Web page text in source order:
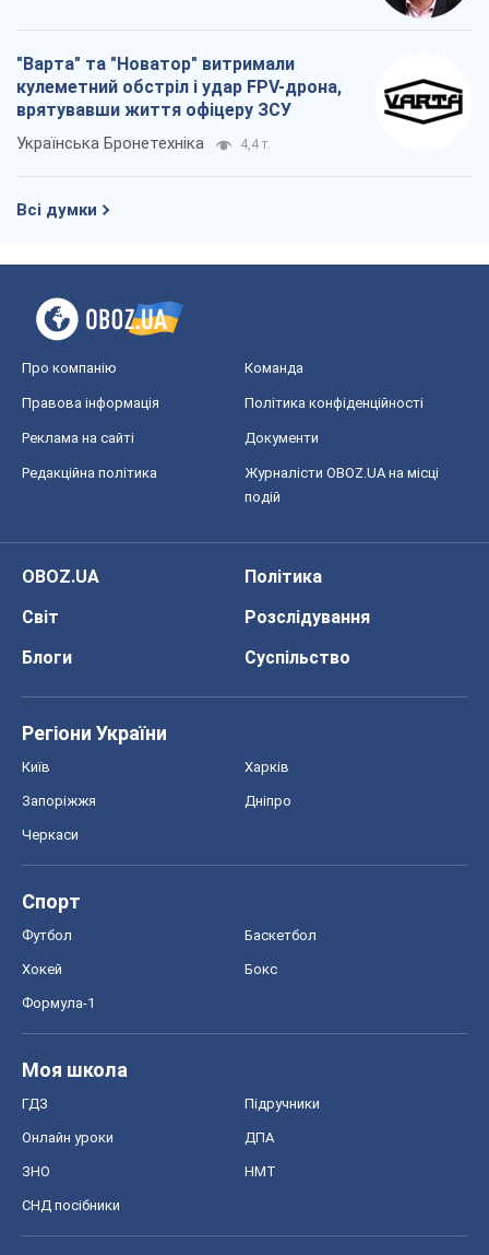
"Варта" та "Новатор" витримали
кулеметний обстріл і удар FPV-дрона,
врятувавши життя офіцеру ЗСУ
Українська Бронетехніка 4,4 т.
Всі думки
Про компанію Команда
Правова інформація Політика конфіденційності
Реклама на сайті Документи
Редакційна політика
Журналісти OBOZ.UA на місці
подій
OBOZ.UA
Політика
Світ
Розслідування
Блоги
Суспільство
Регіони України
Київ Харків
Запоріжжя Дніпро
Черкаси
Спорт
Футбол Баскетбол
Хокей Бокс
Формула-1
Моя школа
ГДЗ Підручники
Онлайн уроки ДПА
ЗНО НМТ
СНД посібники